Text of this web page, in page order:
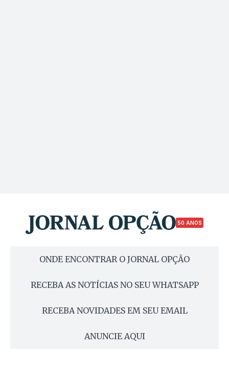
50 ANOS
ONDE ENCONTRAR O JORNAL OPÇÃO
RECEBA AS NOTÍCIAS NO SEU WHATSAPP
RECEBA NOVIDADES EM SEU EMAIL
ANUNCIE AQUI